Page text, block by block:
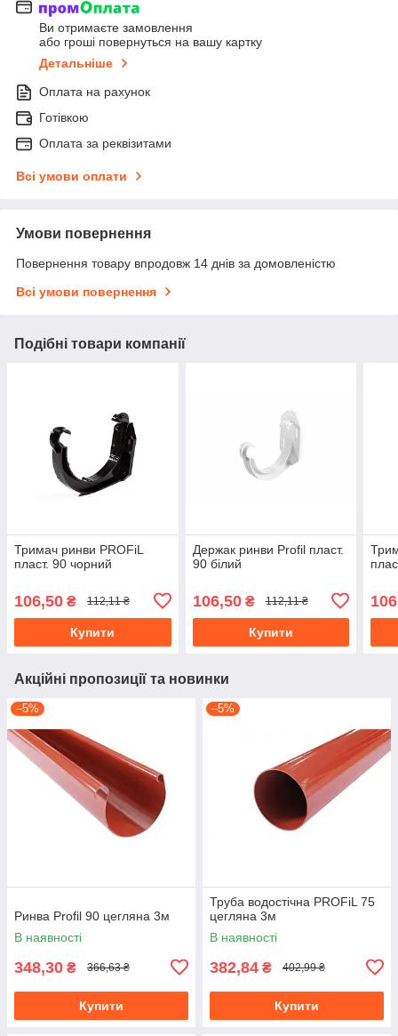
Ви отримаєте замовлення
або гроші повернуться на вашу картку
Детальніше
Оплата на рахунок
Готівкою
Оплата за реквізитами
Всі умови оплати
Умови повернення
Повернення товару впродовж 14 днів за домовленістю
Всі умови повернення
Подібні товари компанії
Тримач ринви PROFiL
пласт. 90 чорний
106,50 ₴ 112,11 ₴
Купити
Держак ринви Profil пласт.
90 білий
106,50₴ 112,11 ₴
Купити
Акційні пропозиції та новинки
–5%
Ринва Profil 90 цегляна 3м
В наявності
348,30 ₴ 366,63 ₴
Купити
–5%
Труба водостічна PROFiL 75
цегляна 3м
В наявності
382,84 ₴ 402,99 ₴
Купити